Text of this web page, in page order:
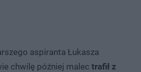
aspiranta Łukasza
chwilę później malec trafił z